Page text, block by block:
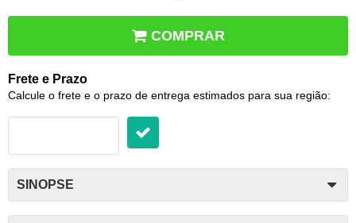
COMPRAR
Frete e Prazo
Calcule o frete e o prazo de entrega estimados para sua região:
SINOPSE